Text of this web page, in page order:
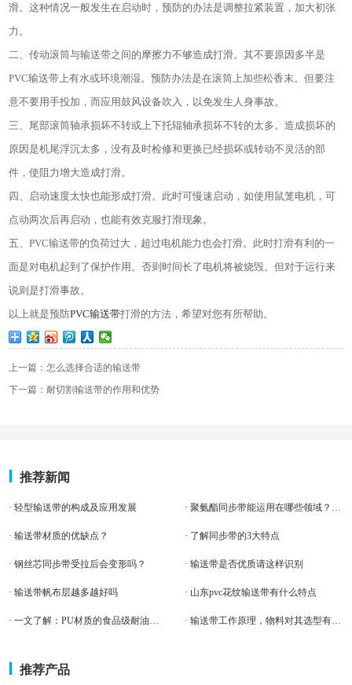
滑。这种情况一般发生在启动时，预防的办法是调整拉紧装置，加大初张
力。
二、传动滚筒与输送带之间的摩擦力不够造成打滑。其不要原因多半是
PVC输送带上有水或环境潮湿。预防办法是在滚筒上加些松香末。但要注
意不要用手投加，而应用鼓风设备吹入，以免发生人身事故。
三、尾部滚筒轴承损坏不转或上下托辊轴承损坏不转的太多。造成损坏的
原因是机尾浮沉太多，没有及时检修和更换已经损坏或转动不灵活的部
件，使阻力增大造成打滑。
四、启动速度太快也能形成打滑。此时可慢速启动，如使用鼠笼电机，可
点动两次后再启动，也能有效克服打滑现象。
五、PVC输送带的负荷过大，超过电机能力也会打滑。此时打滑有利的一
面是对电机起到了保护作用。否则时间长了电机将被烧毁。但对于运行来
说则是打滑事故。
以上就是预防PVC输送带打滑的方法，希望对您有所帮助。
上一篇：怎么选择合适的输送带
下一篇：耐切割输送带的作用和优势
推荐新闻
· 轻型输送带的构成及应用发展
· 输送带材质的优缺点？ · 了解同步带的3大特点
· 钢丝芯同步带受拉后会变形吗？ · 输送带是否优质请这样识别
· 输送带帆布层越多越好吗 · 山东pvc花纹输送带有什么特点
推荐产品